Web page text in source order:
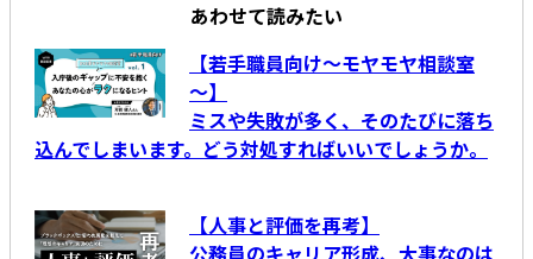
あわせて読みたい
【若手職員向け～モヤモヤ相談室
～】
ミスや失敗が多く、そのたびに落ち
込んでしまいます。どう対処すればいいでしょうか。
【人事と評価を再考】